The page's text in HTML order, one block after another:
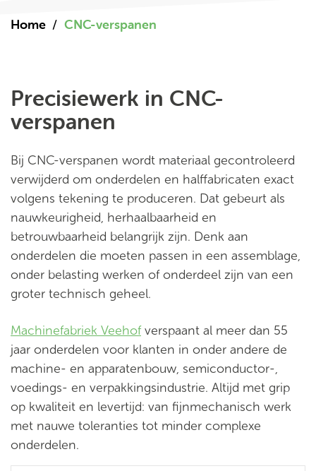
Home CNC-verspanen
Precisiewerk in CNC-
verspanen
Bij CNC-verspanen wordt materiaal gecontroleerd
verwijderd om onderdelen en halffabricaten exact
volgens tekening te produceren. Dat gebeurt als
nauwkeurigheid, herhaalbaarheid en
betrouwbaarheid belangrijk zijn. Denk aan
onderdelen die moeten passen in een assemblage,
onder belasting werken of onderdeel zijn van een
groter technisch geheel.
Machinefabriek Veehofverspaant al meer dan 55
jaar onderdelen voor klanten in onder andere de
machine- en apparatenbouw, semiconductor-,
voedings- en verpakkingsindustrie. Altijd met grip
op kwaliteit en levertijd: van fijnmechanisch werk
met nauwe toleranties tot minder complexe
onderdelen.